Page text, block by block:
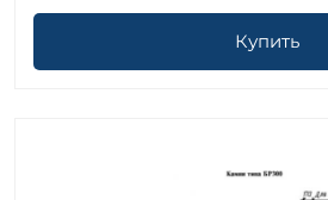
Купить